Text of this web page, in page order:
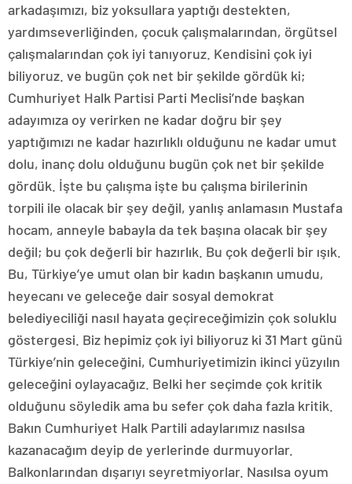
arkadaşımızı, biz yoksullara yaptığı destekten,
yardımseverliğinden, çocuk çalışmalarından, örgütsel
çalışmalarından çok iyi tanıyoruz. Kendisini çok iyi
biliyoruz. ve bugün çok net bir şekilde gördük ki;
Cumhuriyet Halk Partisi Parti Meclisi’nde başkan
adayımıza oy verirken ne kadar doğru bir şey
yaptığımızı ne kadar hazırlıklı olduğunu ne kadar umut
dolu, inanç dolu olduğunu bugün çok net bir şekilde
gördük. İşte bu çalışma işte bu çalışma birilerinin
torpili ile olacak bir şey değil, yanlış anlamasın Mustafa
hocam, anneyle babayla da tek başına olacak bir şey
değil; bu çok değerli bir hazırlık. Bu çok değerli bir ışık.
Bu, Türkiye’ye umut olan bir kadın başkanın umudu,
heyecanı ve geleceğe dair sosyal demokrat
belediyeciliği nasıl hayata geçireceğimizin çok soluklu
göstergesi. Biz hepimiz çok iyi biliyoruz ki 31 Mart günü
Türkiye’nin geleceğini, Cumhuriyetimizin ikinci yüzyılın
geleceğini oylayacağız. Belki her seçimde çok kritik
olduğunu söyledik ama bu sefer çok daha fazla kritik.
Bakın Cumhuriyet Halk Partili adaylarımız nasılsa
kazanacağım deyip de yerlerinde durmuyorlar.
Balkonlarından dışarıyı seyretmiyorlar. Nasılsa oyum